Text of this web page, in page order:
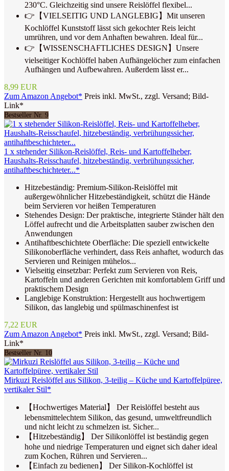
230°C. Gleichzeitig sind unsere Reislöffel flexibel...
👉【VIELSEITIG UND LANGLEBIG】Mit unseren
Kochlöffel Kunststoff lässt sich gekochter Reis leicht
umrühren, und vor dem Anhaften bewahren. Ideal für...
👉【WISSENSCHAFTLICHES DESIGN】Unsere
vielseitiger Kochlöffel haben Aufhängelöcher zum einfachen
Aufhängen und Aufbewahren. Außerdem lässt er...
8,99 EUR
Zum Amazon Angebot* Preis inkl. MwSt., zzgl. Versand; Bild-
Link*
Bestseller Nr. 9
1 x stehender Silikon-Reislöffel, Reis- und Kartoffelheber,
Haushalts-Reisschaufel, hitzebeständig, verbrühungssicher,
antihaftbeschichteter...*
Hitzebeständig: Premium-Silikon-Reislöffel mit
außergewöhnlicher Hitzebeständigkeit, schützt die Hände
beim Servieren vor heißen Temperaturen
Stehendes Design: Der praktische, integrierte Ständer hält den
Löffel aufrecht und die Arbeitsplatten sauber zwischen den
Anwendungen
Antihaftbeschichtete Oberfläche: Die speziell entwickelte
Silikonoberfläche verhindert, dass Reis anhaftet, wodurch das
Servieren und Reinigen mühelos...
Vielseitig einsetzbar: Perfekt zum Servieren von Reis,
Kartoffeln und anderen Gerichten mit komfortablem Griff und
praktischem Design
Langlebige Konstruktion: Hergestellt aus hochwertigem
Silikon, das langlebig und spülmaschinenfest ist
7,22 EUR
Zum Amazon Angebot* Preis inkl. MwSt., zzgl. Versand; Bild-
Link*
Bestseller Nr. 10
Mirkuzi Reislöffel aus Silikon, 3-teilig – Küche und Kartoffelpüree,
vertikaler Stil*
【Hochwertiges Material】 Der Reislöffel besteht aus
lebensmittelechtem Silikon, das gesund, umweltfreundlich
und nicht leicht zu schmelzen ist. Sicher...
【Hitzebeständig】 Der Silikonlöffel ist beständig gegen
hohe und niedrige Temperaturen und eignet sich daher ideal
zum Kochen, Rühren und Servieren...
【Einfach zu bedienen】 Der Silikon-Kochlöffel ist